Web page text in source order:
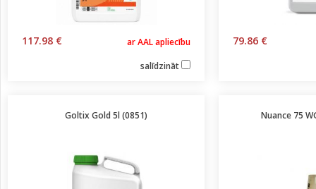
117.98 €
ar AAL apliecību
salīdzināt
79.86 €
Goltix Gold 5l (0851) Nuance 75